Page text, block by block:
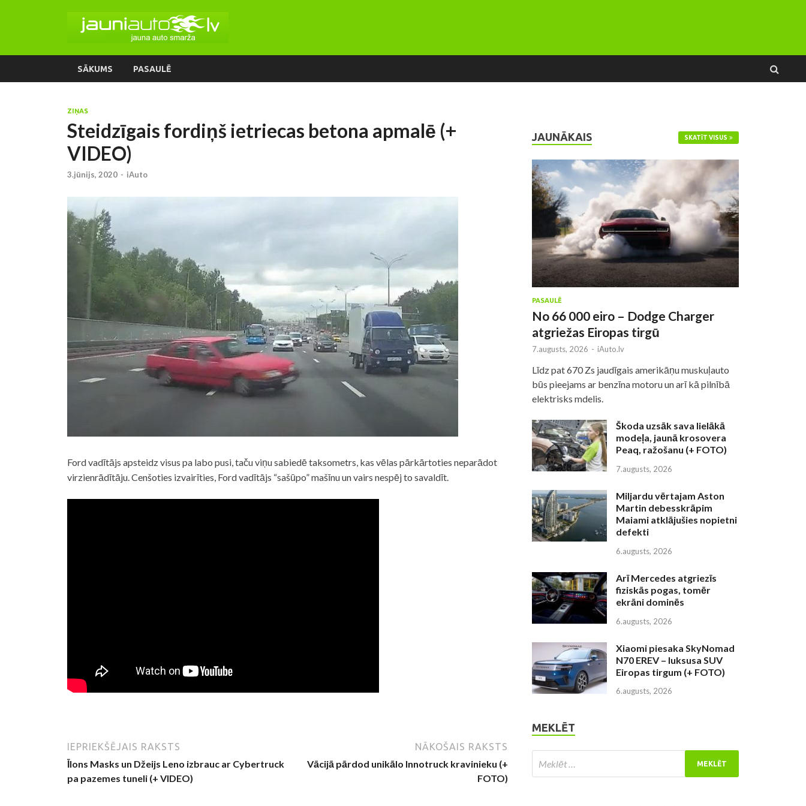
SĀKUMS PASAULĒ
ZIŅAS
Steidzīgais fordiņš ietriecas betona apmalē (+
VIDEO)
3.jūnijs, 2020 - iAuto
Ford vadītājs apsteidz visus pa labo pusi, taču viņu sabiedē taksometrs, kas vēlas pārkārtoties neparādot
virzienrādītāju. Cenšoties izvairīties, Ford vadītājs “sašūpo” mašīnu un vairs nespēj to savaldīt.
IEPRIEKŠĒJAIS RAKSTS
Īlons Masks un Džeijs Leno izbrauc ar Cybertruck
pa pazemes tuneli (+ VIDEO)
NĀKOŠAIS RAKSTS
Vācijā pārdod unikālo Innotruck kravinieku (+
FOTO)
JAUNĀKAIS SKATĪT VISUS
PASAULĒ
No 66 000 eiro – Dodge Charger
atgriežas Eiropas tirgū
7.augusts, 2026 - iAuto.lv
Līdz pat 670 Zs jaudīgais amerikāņu muskuļauto
būs pieejams ar benzīna motoru un arī kā pilnībā
elektrisks mdelis.
Škoda uzsāk sava lielākā
modeļa, jaunā krosovera
Peaq, ražošanu (+ FOTO)
7.augusts, 2026
Miljardu vērtajam Aston
Martin debesskrāpim
Maiami atklājušies nopietni
defekti
6.augusts, 2026
Arī Mercedes atgriezīs
fiziskās pogas, tomēr
ekrāni dominēs
6.augusts, 2026
Xiaomi piesaka SkyNomad
N70 EREV – luksusa SUV
Eiropas tirgum (+ FOTO)
6.augusts, 2026
MEKLĒT